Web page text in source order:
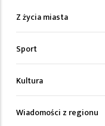
Z życia miasta
Sport
Kultura
Wiadomości z regionu